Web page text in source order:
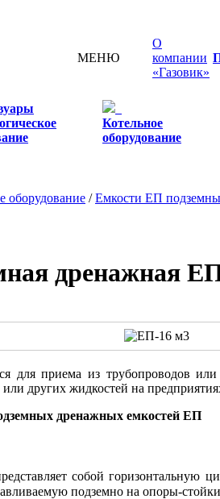
МЕНЮ
О
компании
«Газовик»
Котельное
оборудование
оборудование /Емкости ЕП
дренажная
для приема из трубопроводов
или других жидкостей на
дренажных емкостей ЕП
собой горизонтальную
подземно на опоры-